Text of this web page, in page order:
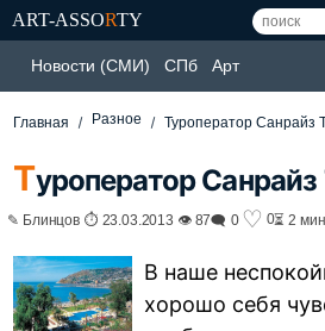
ART-ASSORTY
Новости (СМИ) СПб Арт
Главная Разное Туроператор Санрайз
Туроператор Санрайз
✎ Блинцов ⏱ 23.03.2013 👁 87🗨 0 ♡ 0⏳ 2 мин
В наше
хорошо себя